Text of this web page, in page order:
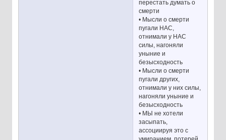
перестать думать о
смерти
• Мысли о смерти
пугали НАС,
отнимали у НАС
силы, нагоняли
уныние и
безысходность
• Мысли о смерти
пугали других,
отнимали у них силы,
нагоняли уныние и
безысходность
• МЫ не хотели
засыпать,
ассоциируя это с